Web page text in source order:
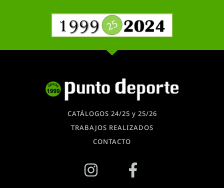
CATÁLOGOS 24/25 y 25/26
TRABAJOS REALIZADOS
CONTACTO